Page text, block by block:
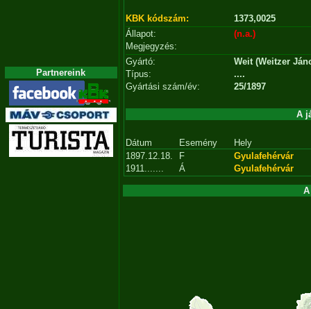
Partnereink
KBK kódszám:
1373,0025
Állapot:
(n.a.)
Megjegyzés:
Gyártó:
Weit (Weitzer
Típus:
....
Gyártási szám/év:
25/1897
A
Dátum Esemény
Hely
1897.12.18.
F
Gyulafehérvár
1911.......
Á Gyulafehérvár